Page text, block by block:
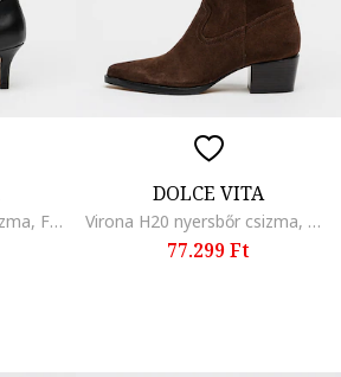
Aldy hegyes orrú bőrcsizma, Fekete
DOLCE VITA
Virona H20 nyersbőr csizma, Barna
77.299 Ft